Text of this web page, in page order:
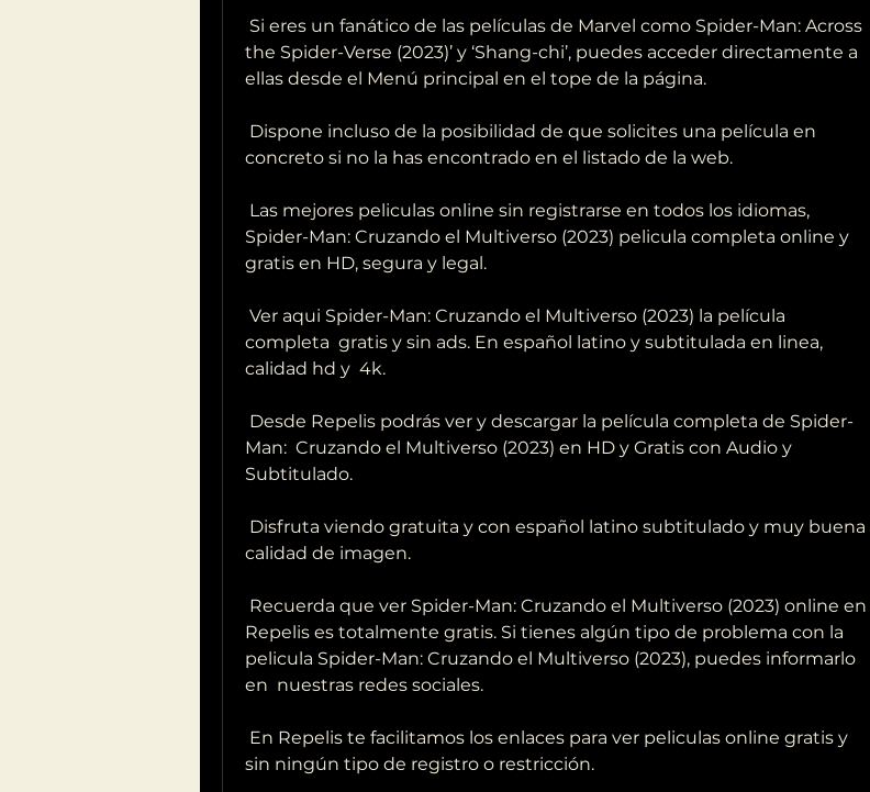
the Spider-Verse (2023)’ y ‘Shang-chi’, puedes acceder directamente a
ellas desde el Menú principal en el tope de la página.
concreto si no la has encontrado en el listado de la web.
Spider-Man: Cruzando el Multiverso (2023) pelicula completa online y
gratis en HD, segura y legal.
completa  gratis y sin ads. En español latino y subtitulada en linea,
calidad hd y  4k.
Man:  Cruzando el Multiverso (2023) en HD y Gratis con Audio y
Subtitulado.
calidad de imagen.
Repelis es totalmente gratis. Si tienes algún tipo de problema con la
pelicula Spider-Man: Cruzando el Multiverso (2023), puedes informarlo
en  nuestras redes sociales.
sin ningún tipo de registro o restricción.